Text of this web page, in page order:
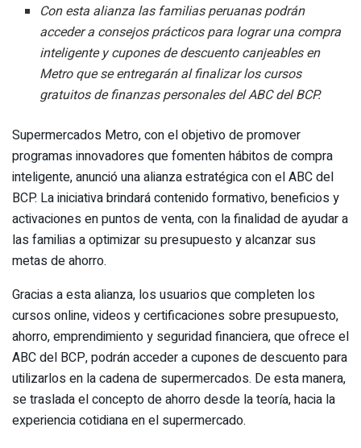
Con esta alianza las familias peruanas podrán
acceder a consejos prácticos para lograr una compra
inteligente y cupones de descuento canjeables en
Metro que se entregarán al finalizar los cursos
gratuitos de finanzas personales del ABC del BCP.
Supermercados Metro, con el objetivo de promover
programas innovadores que fomenten hábitos de compra
inteligente, anunció una alianza estratégica con el ABC del
BCP. La iniciativa brindará contenido formativo, beneficios y
activaciones en puntos de venta, con la finalidad de ayudar a
las familias a optimizar su presupuesto y alcanzar sus
metas de ahorro.
Gracias a esta alianza, los usuarios que completen los
cursos online, videos y certificaciones sobre presupuesto,
ahorro, emprendimiento y seguridad financiera, que ofrece el
ABC del BCP, podrán acceder a cupones de descuento para
utilizarlos en la cadena de supermercados. De esta manera,
se traslada el concepto de ahorro desde la teoría, hacia la
experiencia cotidiana en el supermercado.